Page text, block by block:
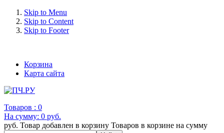
Skip to Menu
Skip to Content
Skip to Footer
Корзина
Карта сайта
Товаров : 0
На сумму: 0 руб.
руб. Товар добавлен в корзину Товаров в корзине на сумму